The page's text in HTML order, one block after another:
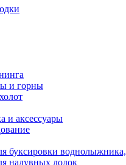
и горны
и аксессуары
буксировки
надувных лодок